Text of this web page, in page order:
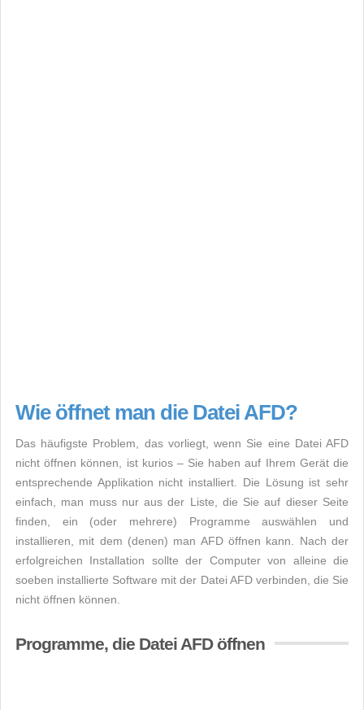
Wie öffnet man die Datei AFD?
Das häufigste Problem, das vorliegt, wenn Sie eine Datei AFD
nicht öffnen können, ist kurios – Sie haben auf Ihrem Gerät die
entsprechende Applikation nicht installiert. Die Lösung ist sehr
einfach, man muss nur aus der Liste, die Sie auf dieser Seite
finden, ein (oder mehrere) Programme auswählen und
installieren, mit dem (denen) man AFD öffnen kann. Nach der
erfolgreichen Installation sollte der Computer von alleine die
soeben installierte Software mit der Datei AFD verbinden, die Sie
nicht öffnen können.
Programme, die Datei AFD öffnen